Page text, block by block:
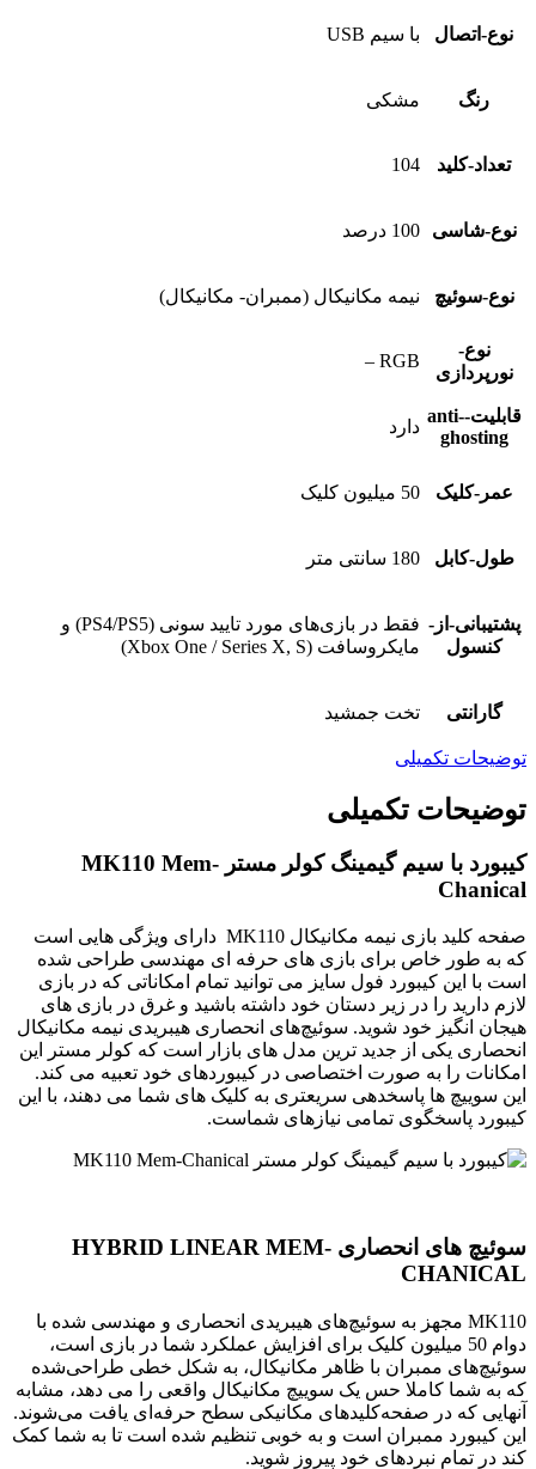
نوع-اتصال با سیم USB
رنگ مشکی
تعداد-کلید 104
نوع-شاسی 100 درصد
نوع-سوئیچ نیمه مکانیکال (ممبران- مکانیکال)
نوع-
نورپردازی
RGB –
قابلیت-anti-
ghosting
دارد
عمر-کلیک 50 میلیون کلیک
طول-کابل 180 سانتی متر
پشتیبانی-از-
کنسول
فقط در بازی‌های مورد تایید سونی (PS4/PS5) و
مایکروسافت (Xbox One / Series X, S)
گارانتی تخت جمشید
توضیحات تکمیلی
توضیحات تکمیلی
کیبورد با سیم گیمینگ کولر مستر MK110 Mem-
Chanical
صفحه کلید بازی نیمه مکانیکال MK110 دارای ویژگی هایی است
که به طور خاص برای بازی های حرفه ای مهندسی طراحی شده
است با این کیبورد فول سایز می توانید تمام امکاناتی که در بازی
لازم دارید را در زیر دستان خود داشته باشید و غرق در بازی های
هیجان انگیز خود شوید. سوئیچ‌های انحصاری هیبریدی نیمه مکانیکال
انحصاری یکی از جدید ترین مدل های بازار است که کولر مستر این
امکانات را به صورت اختصاصی در کیبوردهای خود تعبیه می کند.
این سوییچ ها پاسخدهی سریعتری به کلیک های شما می دهند، با این
کیبورد پاسخگوی تمامی نیازهای شماست.
سوئیچ های انحصاری HYBRID LINEAR MEM-
CHANICAL
MK110 مجهز به سوئیچ‌های هیبریدی انحصاری و مهندسی شده با
دوام 50 میلیون کلیک برای افزایش عملکرد شما در بازی است،
سوئیچ‌های ممبران با ظاهر مکانیکال، به شکل خطی طراحی‌شده
که به شما کاملا حس یک سوییچ مکانیکال واقعی را می دهد، مشابه
آنهایی که در صفحه‌کلیدهای مکانیکی سطح حرفه‌ای یافت می‌شوند.
این کیبورد ممبران است و به خوبی تنظیم شده است تا به شما کمک
کند در تمام نبردهای خود پیروز شوید.